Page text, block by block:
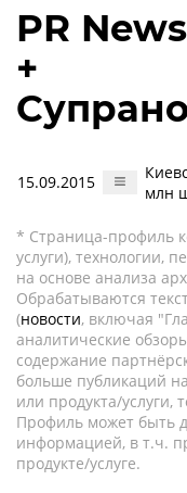
PR
+
15.09.2015
млн
* Страница-профиль
услуги), технологии,
на основе анализа
Обрабатываются
(новости, включая
аналитические
содержание
больше публикаций
или продукта/
Профиль может быть
информацией, в т.ч.
продукте/услуге.